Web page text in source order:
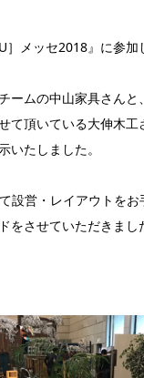
］メッセ2018』に参加
ームの中山家具さんと
て頂いている大伸木工
いたしました。
設営・レイアウトをお
をさせていただきまし